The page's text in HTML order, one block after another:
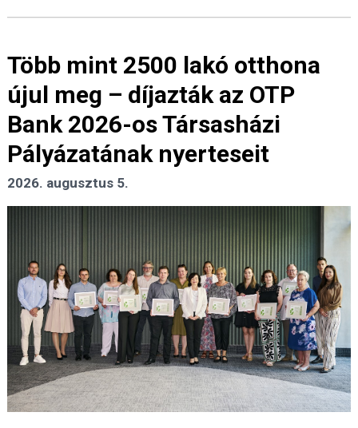
Több mint 2500 lakó otthona
újul meg – díjazták az OTP
Bank 2026-os Társasházi
Pályázatának nyerteseit
2026. augusztus 5.